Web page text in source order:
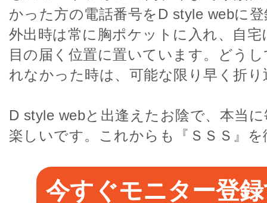
かった方の電話番号をD style webに
外出時は常に胸ポケットに入れ、自
目の届く位置に置いています。どう
れなかった時は、可能な限り早く折
D style webと出逢えたお陰で、本当
楽しいです。これからも『ＳＳＳ』
今すぐモニター登